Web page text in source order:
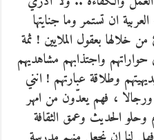
ان تستمر وما جنايتها
خلالها بعقول الملايين ! ثمة
حواراتهم واجتذابهم مشاهديهم
وطلاقة عبارتهم ! انني
، فهم يعدّون من امهر
الحديث وعمق الثقافة